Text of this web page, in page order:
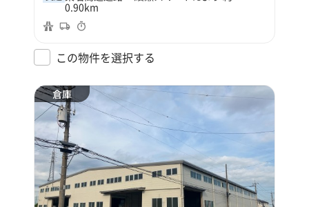
0.90km
この物件を選択する
倉庫